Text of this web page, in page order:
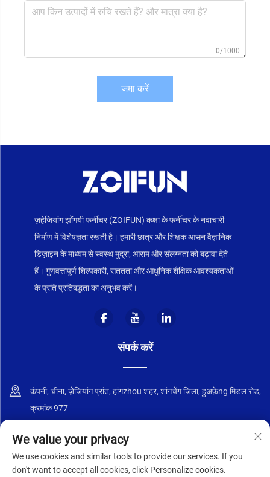
0/1000
जमा करें
ज़हेजियांग झोंगयी फर्नीचर (ZOIFUN) कक्षा के फर्नीचर के नवाचारी
निर्माण में विशेषज्ञता रखती है। हमारी छात्र और शिक्षक आसन वैज्ञानिक
डिज़ाइन के माध्यम से स्वस्थ मुद्रा, आराम और संलग्नता को बढ़ावा देते
हैं। गुणवत्तापूर्ण शिल्पकारी, सततता और आधुनिक शैक्षिक आवश्यकताओं
के प्रति प्रतिबद्धता का अनुभव करें।
संपर्क करें
कंपनी, चीना, ज़ेजियांग प्रांत, हांगzhou शहर, शांगचेंग जिला, हुअफ़ेng मिडल रोड,
क्रमांक 977
+86-18668589258
[email protected]
We value your privacy
We use cookies and similar tools to provide our services. If you
don't want to accept all cookies, click Personalize cookies.